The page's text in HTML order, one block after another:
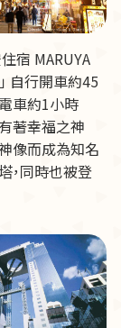
宿 MARUYA
自行開車約45
車約1小時
有著幸福之神
神像而成為知名
，同時也被登